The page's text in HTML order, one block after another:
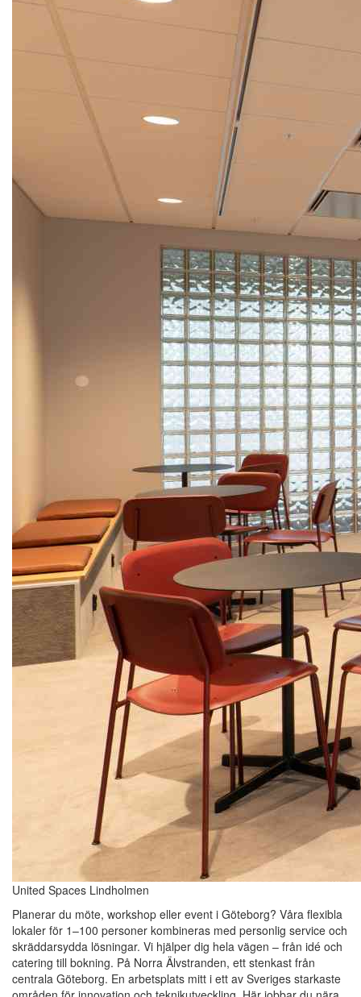
United Spaces Lindholmen
Planerar du möte, workshop eller event i Göteborg? Våra flexibla
lokaler för 1–100 personer kombineras med personlig service och
skräddarsydda lösningar. Vi hjälper dig hela vägen – från idé och
catering till bokning. På Norra Älvstranden, ett stenkast från
centrala Göteborg. En arbetsplats mitt i ett av Sveriges starkaste